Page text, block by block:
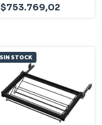
$753.769,02
SIN STOCK